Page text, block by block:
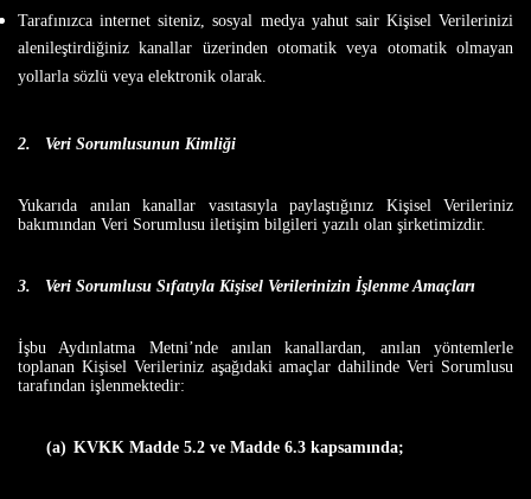
Tarafınızca internet siteniz, sosyal medya yahut sair Kişisel Verilerinizi
alenileştirdiğiniz kanallar üzerinden otomatik veya otomatik olmayan
yollarla sözlü veya elektronik olarak.
2. Veri Sorumlusunun Kimliği
Yukarıda anılan kanallar vasıtasıyla paylaştığınız Kişisel Verileriniz
bakımından Veri Sorumlusu iletişim bilgileri yazılı olan şirketimizdir.
3. Veri Sorumlusu Sıfatıyla Kişisel Verilerinizin İşlenme Amaçları
İşbu Aydınlatma Metni’nde anılan kanallardan, anılan yöntemlerle
toplanan Kişisel Verileriniz aşağıdaki amaçlar dahilinde Veri Sorumlusu
tarafından işlenmektedir:
(a) KVKK Madde 5.2 ve Madde 6.3 kapsamında;